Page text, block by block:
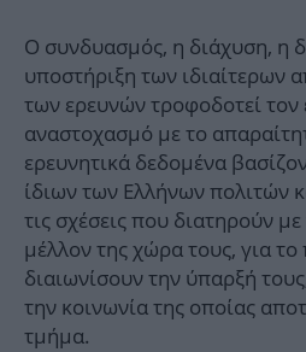
Ο συνδυασμός, η διάχυση, η
υποστήριξη των ιδιαίτερων
των ερευνών τροφοδοτεί τον
αναστοχασμό με το
ερευνητικά δεδομένα
ίδιων των Ελλήνων πολιτών
τις σχέσεις που διατηρούν
μέλλον της χώρα τους, για
διαιωνίσουν την ύπαρξή
την κοινωνία της οποίας
τμήμα.